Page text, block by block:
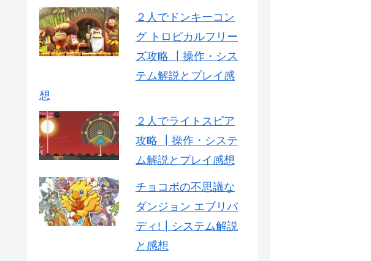
２人でドンキーコン
グ トロピカルフリー
ズ攻略 ┃操作・シス
テム解説とプレイ感
想
２人でライトスピア
攻略 ┃操作・システ
ム解説とプレイ感想
チョコボの不思議な
ダンジョン エブリバ
ディ!┃システム解説
と感想